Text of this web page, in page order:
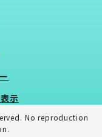
示
No reproduction